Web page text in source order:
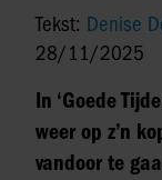
Tekst: Denise
28/11/2025
In ‘Goede
weer op z’n
vandoor te